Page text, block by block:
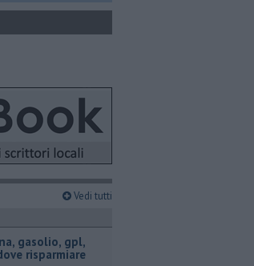
Vedi tutti
gasolio, gpl,
risparmiare